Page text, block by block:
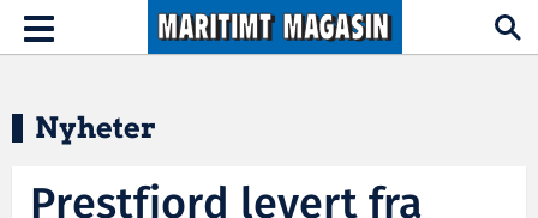
Hopp til hovedinnhold
Toggle
navigation
Nyheter